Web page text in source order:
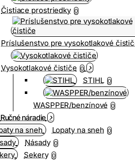
Čistiace prostriedky 0
Príslušenstvo pre vysokotlakové
Vysokotlakové čističe 0
STIHL 0
WASPPER/benzínové 0
Ručné náradie
Lopaty na sneh 0
Násady 0
Sekery 0